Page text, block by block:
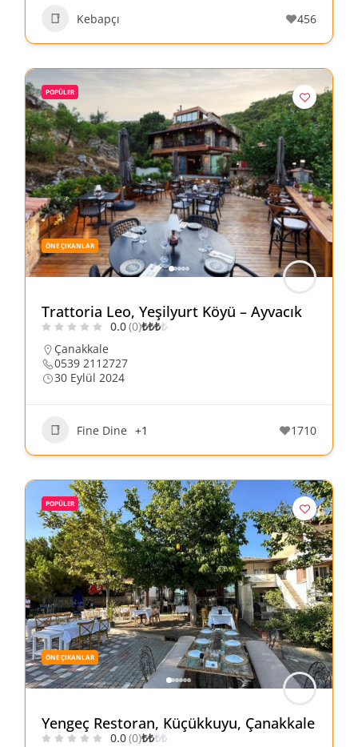
Kebapçı 456
POPÜLER
ÖNE ÇIKANLAR
Trattoria Leo, Yeşilyurt Köyü – Ayvacık
0.0(0)₺₺₺₺
Çanakkale
0539 2112727
30 Eylül 2024
Fine Dine +1 1710
POPÜLER
ÖNE ÇIKANLAR
Yengeç Restoran, Küçükkuyu, Çanakkale
0.0(0)₺₺₺₺